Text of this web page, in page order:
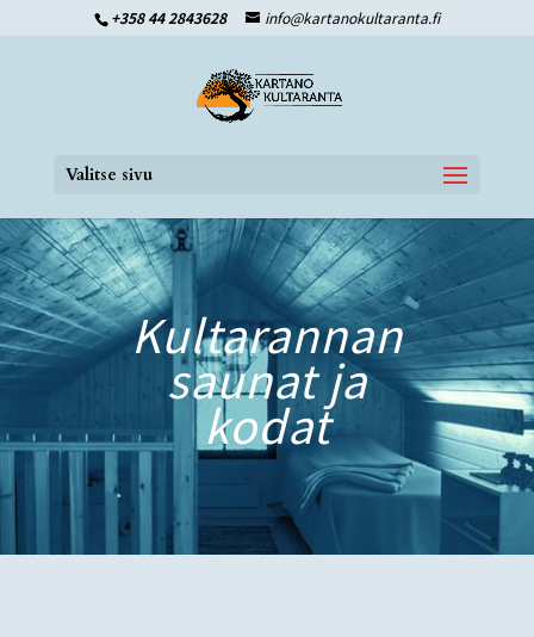
+358 44 2843628 info@kartanokultaranta.fi
Valitse sivu
Kultarannan
saunat ja
kodat